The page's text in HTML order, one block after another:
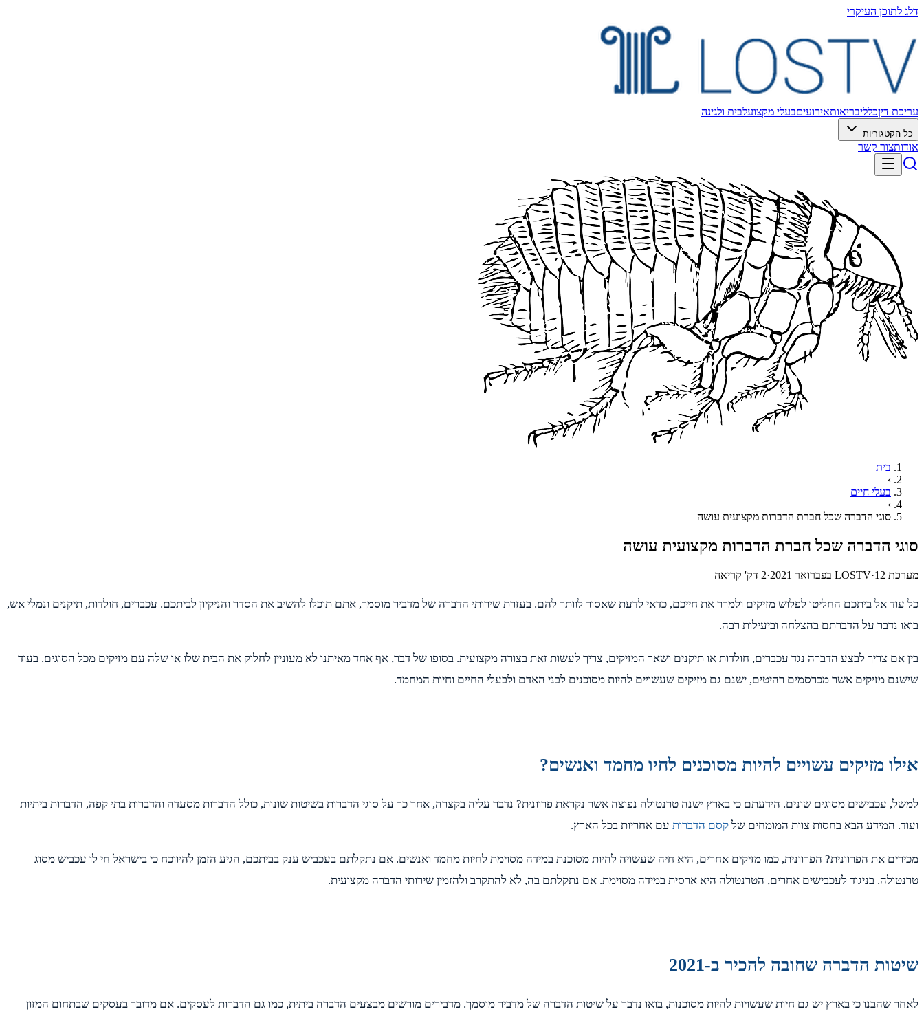
דלג לתוכן העיקרי
עריכת דיןכלליבריאותאירועיםבעלי מקצועלבית ולגינה
כל הקטגוריות
אודותצור קשר
בית
›
בעלי חיים
›
סוגי הדברה שכל חברת הדברות מקצועית עושה
סוגי הדברה שכל חברת הדברות מקצועית עושה
מערכת LOSTV ·12 בפברואר 2021 ·
2 דק' קריאה
כל עוד אל ביתכם החליטו לפלוש מזיקים ולמרר את חייכם, כדאי לדעת שאסור לוותר להם. בעזרת שירותי הדברה של מדביר מוסמך, אתם תוכלו להשיב את הסדר והניקיון לביתכם. עכברים, חולדות, תיקנים ונמלי אש,
בואו נדבר על הדברתם בהצלחה וביעילות רבה.
בין אם צריך לבצע הדברה נגד עכברים, חולדות או תיקנים ושאר המזיקים, צריך לעשות זאת בצורה מקצועית. בסופו של דבר, אף אחד מאיתנו לא מעוניין לחלוק את הבית שלו או שלה עם מזיקים מכל הסוגים. בעוד
שישנם מזיקים אשר מכרסמים רהיטים, ישנם גם מזיקים שעשויים להיות מסוכנים לבני האדם ולבעלי החיים וחיות המחמד.
אילו מזיקים עשויים להיות מסוכנים לחיו מחמד ואנשים?
למשל, עכבישים מסוגים שונים. הידעתם כי בארץ ישנה טרנטולה נפוצה אשר נקראת פרוונית? נדבר עליה בקצרה, אחר כך על סוגי הדברות בשיטות שונות, כולל הדברות מסעדה והדברות בתי קפה, הדברות ביתיות
ועוד. המידע הבא בחסות צוות המומחים של קסם הדברות עם אחריות בכל הארץ.
מכירים את הפרוונית? הפרוונית, כמו מזיקים אחרים, היא חיה שעשויה להיות מסוכנת במידה מסוימת לחיות מחמד ואנשים. אם נתקלתם בעכביש ענק בביתכם, הגיע הזמן להיווכח כי בישראל חי לו עכביש מסוג
טרנטולה. בניגוד לעכבישים אחרים, הטרנטולה היא ארסית במידה מסוימת. אם נתקלתם בה, לא להתקרב ולהזמין שירותי הדברה מקצועית.
שיטות הדברה שחובה להכיר ב-2021
לאחר שהבנו כי בארץ יש גם חיות שעשויות להיות מסוכנות, בואו נדבר על שיטות הדברה של מדביר מוסמך. מדבירים מורשים מבצעים הדברה ביתית, כמו גם הדברות לעסקים. אם מדובר בעסקים שבתחום המזון